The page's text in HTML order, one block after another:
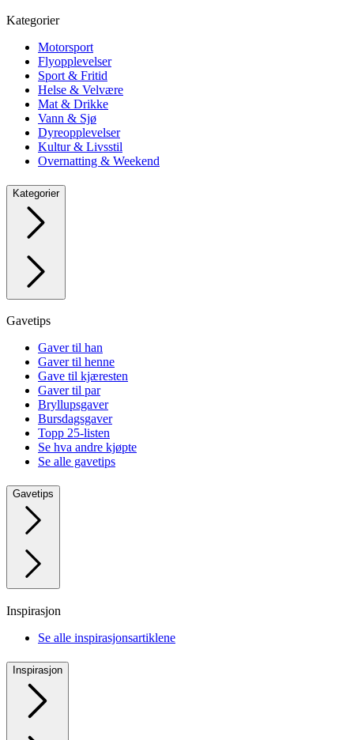
Kategorier
Motorsport
Flyopplevelser
Sport & Fritid
Helse & Velvære
Mat & Drikke
Vann & Sjø
Dyreopplevelser
Kultur & Livsstil
Overnatting & Weekend
Kategorier
Gavetips
Gaver til han
Gaver til henne
Gave til kjæresten
Gaver til par
Bryllupsgaver
Bursdagsgaver
Topp 25-listen
Se hva andre kjøpte
Se alle gavetips
Gavetips
Inspirasjon
Se alle inspirasjonsartiklene
Inspirasjon